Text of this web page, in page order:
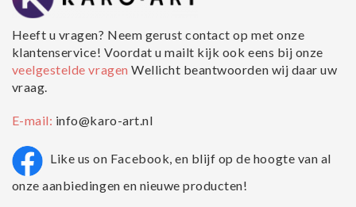
Heeft u vragen? Neem gerust contact op met onze
klantenservice! Voordat u mailt kijk ook eens bij onze
veelgestelde vragenWellicht beantwoorden wij daar uw
vraag.
E-mail: info@karo-art.nl
Like us on Facebook, en blijf op de hoogte van al
onze aanbiedingen en nieuwe producten!